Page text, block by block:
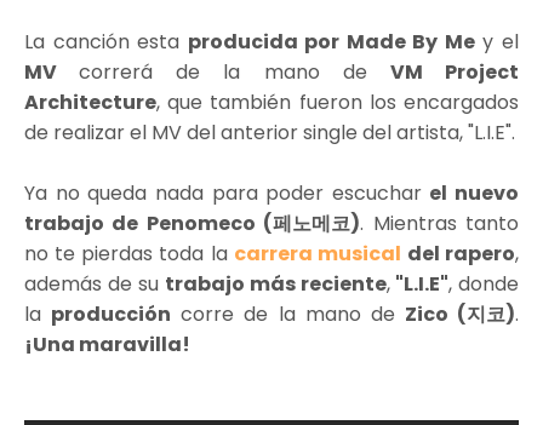
La canción esta producida por Made By Mey el
MVcorrerá de la mano de VM Project
Architecture, que también fueron los encargados
de realizar el MV del anterior single del artista, "L.I.E".
Ya no queda nada para poder escuchar el nuevo
trabajo de Penomeco (페노메코). Mientras tanto
no te pierdas toda la carrera musical del rapero,
además de su trabajo más reciente, "L.I.E", donde
la producción corre de la mano de Zico (지코).
¡Una maravilla!